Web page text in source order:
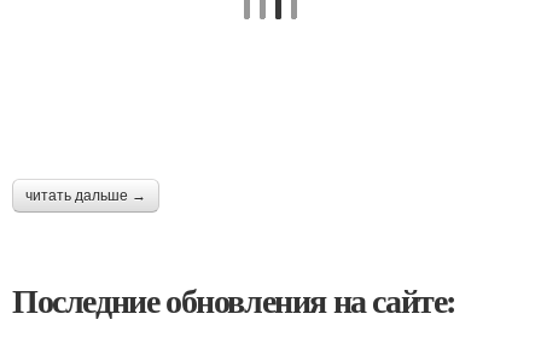
читать дальше →
Последние обновления на сайте: